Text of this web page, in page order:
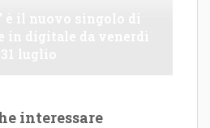
interessare